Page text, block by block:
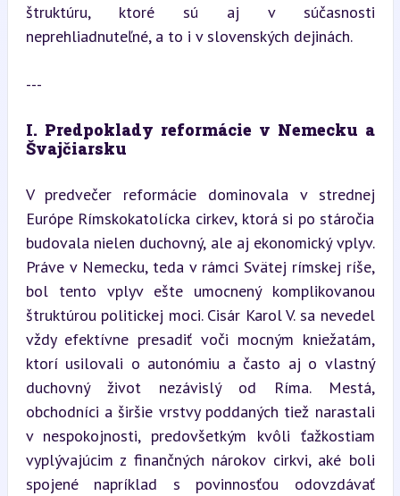
štruktúru, ktoré sú aj v súčasnosti
neprehliadnuteľné, a to i v slovenských dejinách.
---
I. Predpoklady reformácie v Nemecku a
Švajčiarsku
V predvečer reformácie dominovala v strednej
Európe Rímskokatolícka cirkev, ktorá si po stáročia
budovala nielen duchovný, ale aj ekonomický vplyv.
Práve v Nemecku, teda v rámci Svätej rímskej ríše,
bol tento vplyv ešte umocnený komplikovanou
štruktúrou politickej moci. Cisár Karol V. sa nevedel
vždy efektívne presadiť voči mocným kniežatám,
ktorí usilovali o autonómiu a často aj o vlastný
duchovný život nezávislý od Ríma. Mestá,
obchodníci a širšie vrstvy poddaných tiež narastali
v nespokojnosti, predovšetkým kvôli ťažkostiam
vyplývajúcim z finančných nárokov cirkvi, aké boli
spojené napríklad s povinnosťou odovzdávať